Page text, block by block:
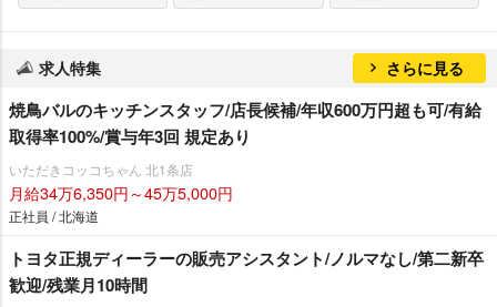
求人特集 さらに見る
焼鳥バルのキッチンスタッフ/店長候補/年収600万円超も可/有給
取得率100%/賞与年3回 規定あり
いただきコッコちゃん 北1条店
月給34万6,350円～45万5,000円
正社員 / 北海道
トヨタ正規ディーラーの販売アシスタント/ノルマなし/第二新卒
歓迎/残業月10時間